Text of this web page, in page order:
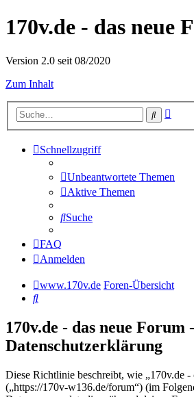
170v.de - das neue
Version 2.0 seit 08/2020
Zum Inhalt
Suche
Schnellzugriff
Unbeantwortete Themen
Aktive Themen
Suche
FAQ
Anmelden
www.170v.de Foren-Übersicht
Suche
170v.de - das neue Forum -
Datenschutzerklärung
Diese Richtlinie beschreibt, wie „170v.de -
(„https://170v-w136.de/forum“) (im